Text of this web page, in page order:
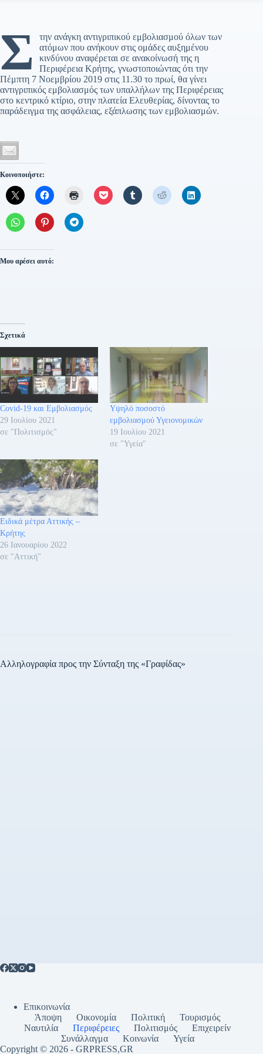
Σ
την ανάγκη αντιγριπικού εμβολιασμού όλων των
ατόμων που ανήκουν στις ομάδες αυξημένου
κινδύνου αναφέρεται σε ανακοίνωσή της η
Περιφέρεια Κρήτης, γνωστοποιώντας ότι την
Πέμπτη 7 Νοεμβρίου 2019 στις 11.30 το πρωί, θα γίνει
αντιγριπικός εμβολιασμός των υπαλλήλων της Περιφέρειας
στο κεντρικό κτίριο, στην πλατεία Ελευθερίας, δίνοντας το
παράδειγμα της ασφάλειας, εξάπλωσης των εμβολιασμών.
Κοινοποιήστε:
Μου αρέσει αυτό:
Σχετικά
Covid-19 και Εμβολιασμός
29 Ιουλίου 2021
σε "Πολιτισμός"
Υψηλό ποσοστό
εμβολιασμού Υγειονομικών
19 Ιουλίου 2021
σε "Υγεία"
Ειδικά μέτρα Αττικής –
Κρήτης
26 Ιανουαρίου 2022
σε "Αττική"
Αλληλογραφία προς την Σύνταξη της «Γραφίδας»
Επικοινωνία
Άποψη
Οικονομία Πολιτική
Τουρισμός
Ναυτιλία
Περιφέρειες Πολιτισμός
Επιχειρείν
Συνάλλαγμα
Κοινωνία
Υγεία
Copyright © 2026 - GRPRESS,GR